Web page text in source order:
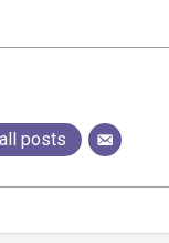
posts